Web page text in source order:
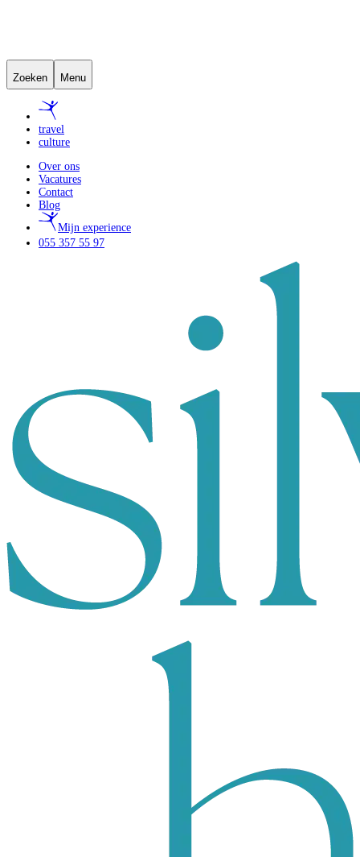
Zoeken Menu
travel
culture
Over ons
Vacatures
Contact
Blog
Mijn experience
055 357 55 97